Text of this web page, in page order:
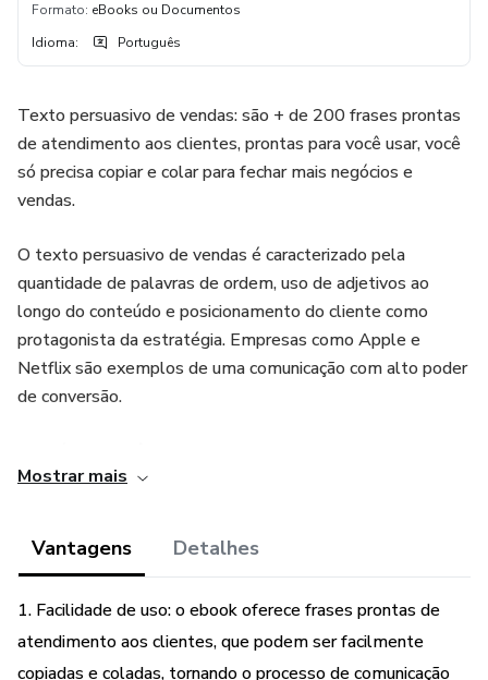
Formato: eBooks ou Documentos
Idioma: Português
Texto persuasivo de vendas: são + de 200 frases prontas
de atendimento aos clientes, prontas para você usar, você
só precisa copiar e colar para fechar mais negócios e
vendas.
O texto persuasivo de vendas é caracterizado pela
quantidade de palavras de ordem, uso de adjetivos ao
longo do conteúdo e posicionamento do cliente como
protagonista da estratégia. Empresas como Apple e
Netflix são exemplos de uma comunicação com alto poder
de conversão.
deseja mostrá-lo para pessoas que ainda não conhecem a
Como é que ele pode alcançar esse grupo? Não importa
qual seja o meio escolhido: via internet — com sites e
Mostrar mais
Vantagens Detalhes
1. Facilidade de uso: o ebook oferece frases prontas de
atendimento aos clientes, que podem ser facilmente
copiadas e coladas, tornando o processo de comunicação